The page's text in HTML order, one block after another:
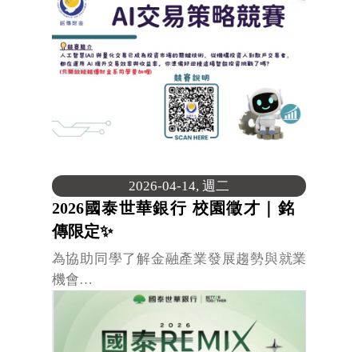
2026-04-14, 週二
2026國泰世華銀行 校園徵才｜銘
傳限定✨
為協助同學了解金融產業發展趨勢與就業
機會…